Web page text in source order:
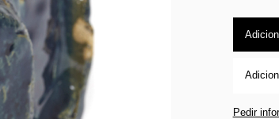
Pedir